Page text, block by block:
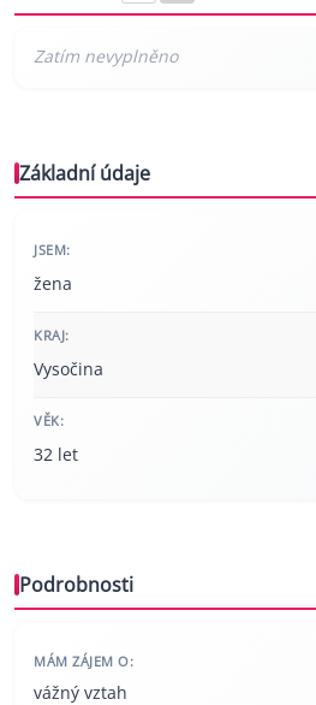
Základní údaje
JSEM:
žena
KRAJ:
Vysočina
VĚK:
32 let
Podrobnosti
MÁM ZÁJEM O:
vážný vztah